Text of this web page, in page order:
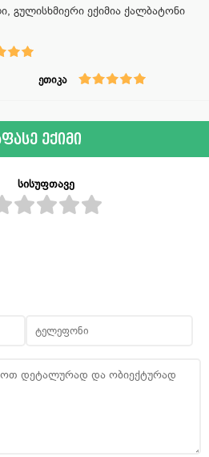
გულისხმიერი ექიმია ქალბატონი
ეთიკა
ექიმი
სისუფთავე